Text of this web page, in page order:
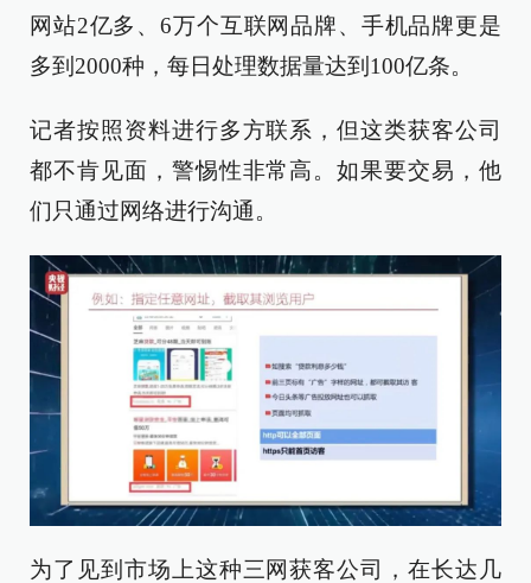
网站2亿多、6万个互联网品牌、手机品牌更是
多到2000种，每日处理数据量达到100亿条。
记者按照资料进行多方联系，但这类获客公司
都不肯见面，警惕性非常高。如果要交易，他
们只通过网络进行沟通。
为了见到市场上这种三网获客公司，在长达几